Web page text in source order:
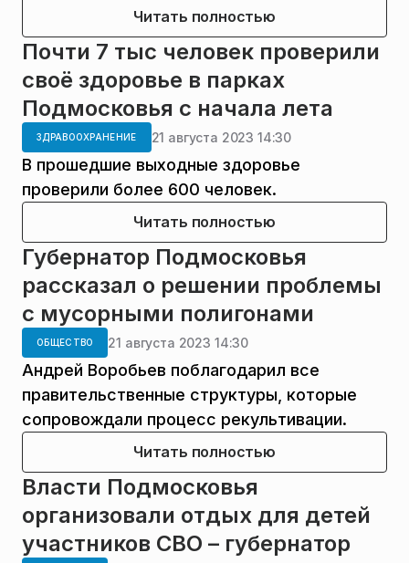
Читать полностью
Почти 7 тыс человек проверили
своё здоровье в парках
Подмосковья с начала лета
ЗДРАВООХРАНЕНИЕ 21 августа 2023 14:30
В прошедшие выходные здоровье
проверили более 600 человек.
Читать полностью
Губернатор Подмосковья
рассказал о решении проблемы
с мусорными полигонами
ОБЩЕСТВО 21 августа 2023 14:30
Андрей Воробьев поблагодарил все
правительственные структуры, которые
сопровождали процесс рекультивации.
Читать полностью
Власти Подмосковья
организовали отдых для детей
участников СВО – губернатор